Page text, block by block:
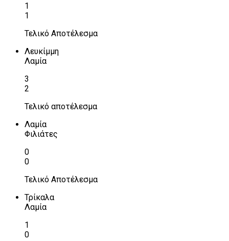
1
1
Τελικό Αποτέλεσμα
Λευκίμμη
Λαμία
3
2
Τελικό αποτέλεσμα
Λαμία
Φιλιάτες
0
0
Τελικό Αποτέλεσμα
Τρίκαλα
Λαμία
1
0